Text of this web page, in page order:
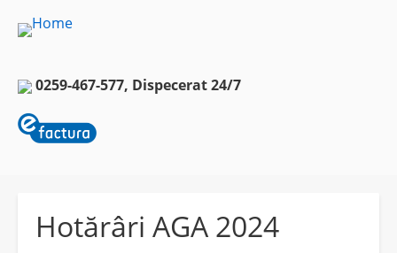
0259-467-577, Dispecerat 24/7
Hotărâri AGA 2024